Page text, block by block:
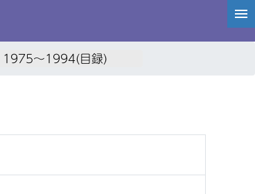
～1994(目録)